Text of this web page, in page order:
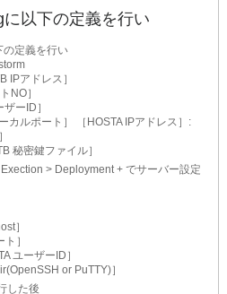
以下の定義を行い
の定義を行い
IPアドレス］
NO］
ーID］
秘密鍵ファイル］
> Deployment + でサーバー設定
］
］
ユーザーID］
or PuTTY)］
した後